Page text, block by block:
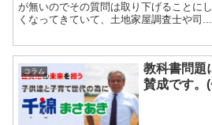
が無いのでその質問は取り下げることに
くなってきていて、土地家屋調査士や司...
コラム
教科書問題
賛成です。